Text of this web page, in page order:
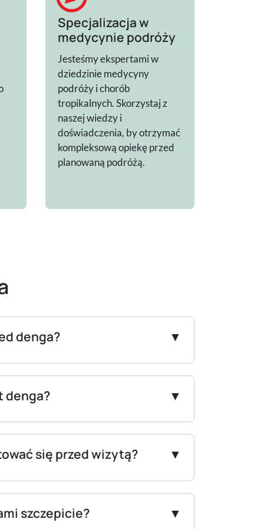
Specjalizacja w
medycynie podróży
Jesteśmy ekspertami w
dziedzinie medycyny
podróży i chorób
tropikalnych. Skorzystaj z
naszej wiedzy i
doświadczenia, by otrzymać
kompleksową opiekę przed
planowaną podróżą.
denga?
denga?
się przed wizytą?
szczepicie?